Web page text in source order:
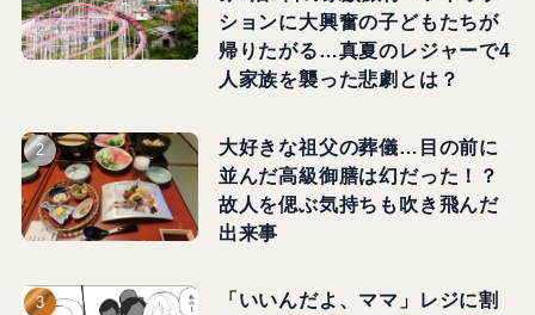
ションに大興奮の子どもたちが
帰りたがる…真夏のレジャーで4
人家族を襲った悲劇とは？
大好きな祖父の葬儀…目の前に
並んだ高級御膳は幻だった！？
故人を偲ぶ気持ちも吹き飛んだ
出来事
「いいんだよ、ママ」レジに割